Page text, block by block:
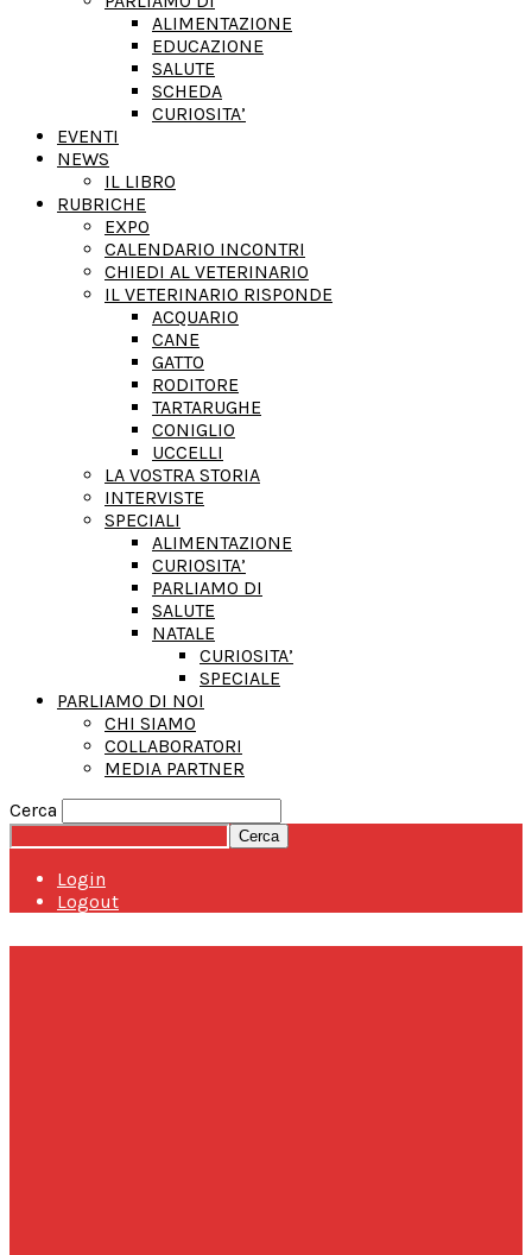
ALIMENTAZIONE
EDUCAZIONE
SALUTE
SCHEDA
CURIOSITA’
EVENTI
NEWS
IL LIBRO
RUBRICHE
EXPO
CALENDARIO INCONTRI
CHIEDI AL VETERINARIO
IL VETERINARIO RISPONDE
ACQUARIO
CANE
GATTO
RODITORE
TARTARUGHE
CONIGLIO
UCCELLI
LA VOSTRA STORIA
INTERVISTE
SPECIALI
ALIMENTAZIONE
CURIOSITA’
PARLIAMO DI
SALUTE
NATALE
CURIOSITA’
SPECIALE
PARLIAMO DI NOI
CHI SIAMO
COLLABORATORI
MEDIA PARTNER
Cerca
Login
Logout